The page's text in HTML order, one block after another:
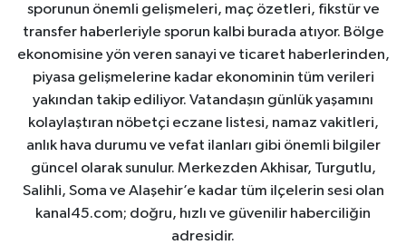
sporunun önemli gelişmeleri, maç özetleri, fikstür ve
transfer haberleriyle sporun kalbi burada atıyor. Bölge
ekonomisine yön veren sanayi ve ticaret haberlerinden,
piyasa gelişmelerine kadar ekonominin tüm verileri
yakından takip ediliyor. Vatandaşın günlük yaşamını
kolaylaştıran nöbetçi eczane listesi, namaz vakitleri,
anlık hava durumu ve vefat ilanları gibi önemli bilgiler
güncel olarak sunulur. Merkezden Akhisar, Turgutlu,
Salihli, Soma ve Alaşehir’e kadar tüm ilçelerin sesi olan
kanal45.com; doğru, hızlı ve güvenilir haberciliğin
adresidir.